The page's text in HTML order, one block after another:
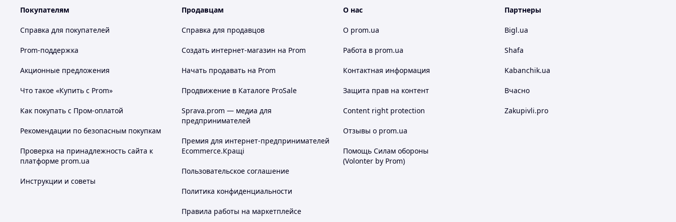
Покупателям
Справка для покупателей
Prom-поддержка
Акционные предложения
Что такое «Купить с Prom»
Как покупать с Пром-оплатой
Рекомендации по безопасным покупкам
Проверка на принадлежность сайта к
платформе prom.ua
Инструкции и советы
Продавцам
Справка для продавцов
Создать интернет-магазин на Prom
Начать продавать на Prom
Продвижение в Каталоге ProSale
Sprava.prom — медиа для
предпринимателей
Премия для интернет-предпринимателей
Ecommerce.Кращі
Пользовательское соглашение
Политика конфиденциальности
Правила работы на маркетплейсе
О нас
О prom.ua
Работа в prom.ua
Контактная информация
Защита прав на контент
Content right protection
Отзывы о prom.ua
Помощь Силам обороны
(Volonter by Prom)
Партнеры
Bigl.ua
Shafa
Kabanchik.ua
Вчасно
Zakupivli.pro